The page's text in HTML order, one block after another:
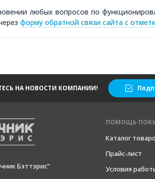
любых вопросов по
форму обратной связи сайта с
НА НОВОСТИ КОМПАНИИ!
Бэттэрис"
ПОМОЩЬ
Каталог
Прайс-лист
Условия